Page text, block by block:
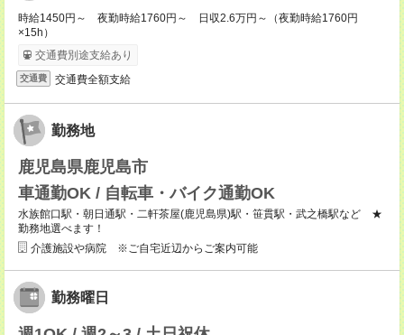
時給1450円～ 夜勤時給1760円～ 日収2.6万円～（夜勤時給1760円
×15h）
交通費別途支給あり
交通費 交通費全額支給
勤務地
鹿児島県鹿児島市
車通勤OK / 自転車・バイク通勤OK
水族館口駅・朝日通駅・二軒茶屋(鹿児島県)駅・笹貫駅・武之橋駅など ★
勤務地選べます！
介護施設や病院 ※ご自宅近辺からご案内可能
勤務曜日